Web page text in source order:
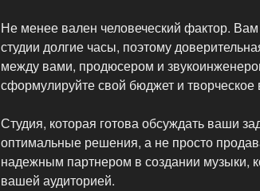
Не менее вален человеческий фактор. Вам
студии долгие часы, поэтому
между вами, продюсером и
сформулируйте свой бюджет и творческое
Студия, которая готова обсуждать ваши
оптимальные решения, а не просто
надежным партнером в создании музыки,
вашей аудиторией.